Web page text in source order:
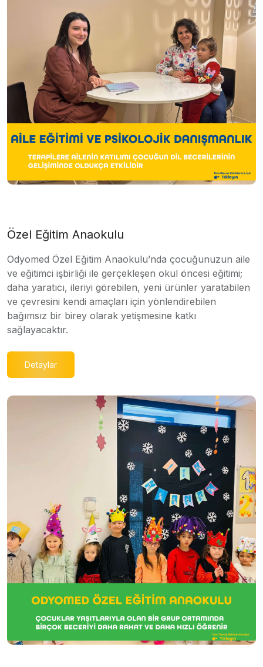
Özel Eğitim Anaokulu
Odyomed Özel Eğitim Anaokulu’nda çocuğunuzun aile
ve eğitimci işbirliği ile gerçekleşen okul öncesi eğitimi;
daha yaratıcı, ileriyi görebilen, yeni ürünler yaratabilen
ve çevresini kendi amaçları için yönlendirebilen
bağımsız bir birey olarak yetişmesine katkı
sağlayacaktır.
Detaylar